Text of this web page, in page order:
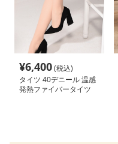
¥6,400(税込)
タイツ 40デニール 温感
発熱ファイバータイツ